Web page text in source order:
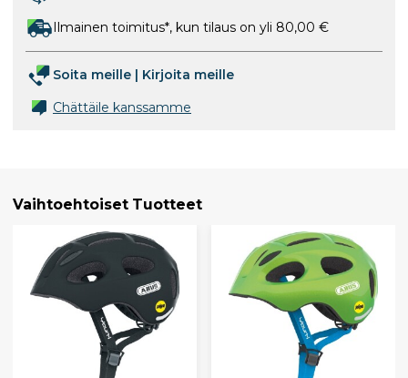
Ilmainen toimitus*, kun tilaus on yli 80,00 €
Soita meille | Kirjoita meille
Chättäile kanssamme
Vaihtoehtoiset Tuotteet